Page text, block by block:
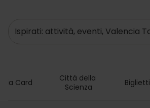
Ricerca
Card
Città della
Scienza
Biglietti